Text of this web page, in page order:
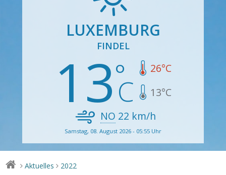
LUXEMBURG
FINDEL
13 26°C
13°C
NO 22 km/h
Samstag, 08. August 2026 - 05:55 Uhr
> Aktuelles > 2022